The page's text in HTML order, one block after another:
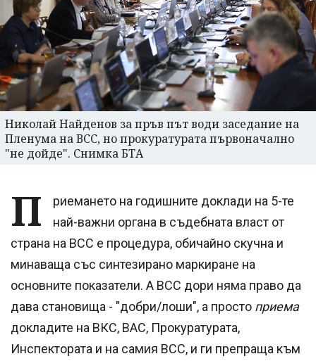
Николай Найденов за пръв път води заседание на
Пленума на ВСС, но прокуратурата първоначално
"не дойде". Снимка БТА
П
риемането на годишните доклади на 5-те
най-важни органа в съдебната власт от
страна на ВСС е процедура, обичайно скучна и
минаваща със синтезирано маркиране на
основните показатели. А ВСС дори няма право да
дава становища - "добри/лоши", а просто приема
докладите на ВКС, ВАС, Прокуратурата,
Инспектората и на самия ВСС, и ги препраща към